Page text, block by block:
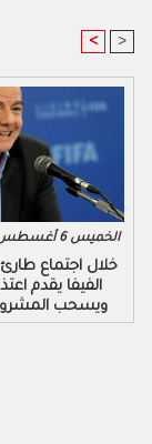
< >
الخميس 6 أغسطس 2026 - 17:18
خلال اجتماع
الفيفا يقدم
ويسحب